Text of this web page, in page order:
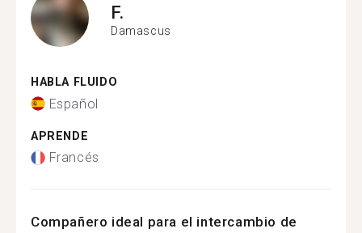
F.
Damascus
HABLA FLUIDO
Español
APRENDE
Francés
Compañero ideal para el intercambio de